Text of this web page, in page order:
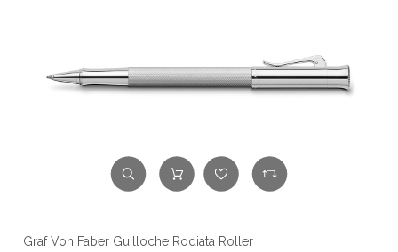
Graf Von Faber Guilloche Rodiata Roller